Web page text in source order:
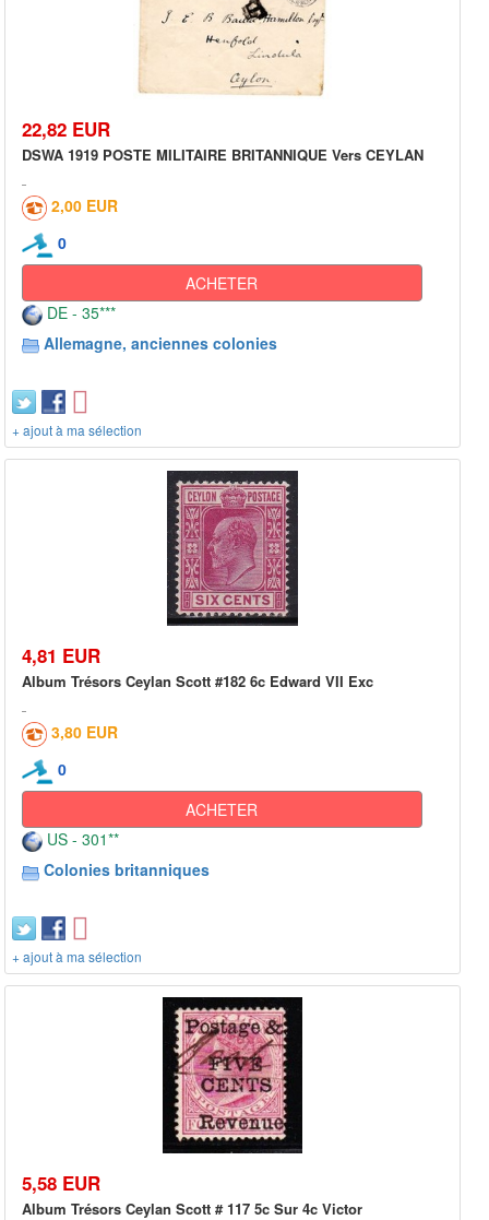
22,82 EUR
DSWA 1919 POSTE MILITAIRE BRITANNIQUE Vers CEYLAN
2,00 EUR
0
ACHETER
DE - 35***
Allemagne, anciennes colonies
+ ajout à ma sélection
4,81 EUR
Album Trésors Ceylan Scott #182 6c Edward VII Exc
3,80 EUR
0
ACHETER
US - 301**
Colonies britanniques
+ ajout à ma sélection
5,58 EUR
Album Trésors Ceylan Scott # 117 5c Sur 4c Victor